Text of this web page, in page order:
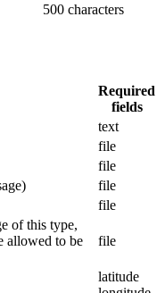
500 characters
Required
fields
text
file
file
file
file
of this type,
allowed to be
file
latitude